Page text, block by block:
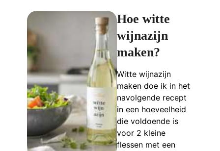
Hoe witte
wijnazijn
maken?
Witte wijnazijn
maken doe ik in het
navolgende recept
in een hoeveelheid
die voldoende is
voor 2 kleine
flessen met een